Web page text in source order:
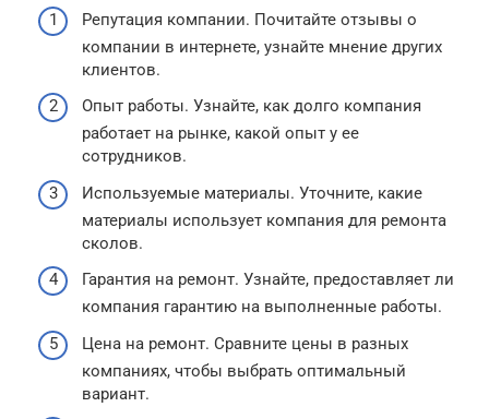
Репутация компании. Почитайте отзывы о
компании в интернете, узнайте мнение других
клиентов.
Опыт работы. Узнайте, как долго компания
работает на рынке, какой опыт у ее
сотрудников.
Используемые материалы. Уточните, какие
материалы использует компания для ремонта
сколов.
Гарантия на ремонт. Узнайте, предоставляет ли
компания гарантию на выполненные работы.
Цена на ремонт. Сравните цены в разных
компаниях, чтобы выбрать оптимальный
вариант.